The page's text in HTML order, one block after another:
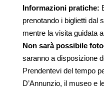
Informazioni pratiche:
prenotando i biglietti dal
mentre la visita guidata
Non sarà possibile
saranno a disposizione
Prendentevi del tempo
D’Annunzio, il museo e